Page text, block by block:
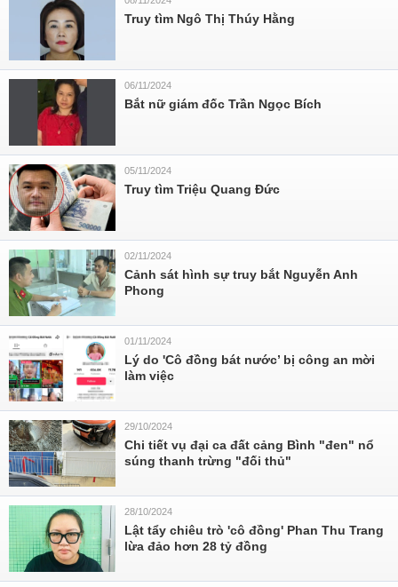
Truy tìm Ngô Thị Thúy Hằng
06/11/2024
Bắt nữ giám đốc Trần Ngọc Bích
05/11/2024
Truy tìm Triệu Quang Đức
02/11/2024
Cảnh sát hình sự truy bắt Nguyễn Anh
Phong
01/11/2024
Lý do 'Cô đồng bát nước’ bị công an mời
làm việc
29/10/2024
Chi tiết vụ đại ca đất cảng Bình "đen" nổ
súng thanh trừng "đối thủ"
28/10/2024
Lật tẩy chiêu trò 'cô đồng' Phan Thu Trang
lừa đảo hơn 28 tỷ đồng